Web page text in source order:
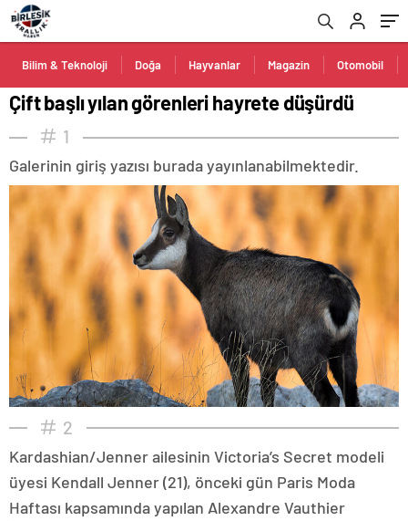
Bilim & Teknoloji Doğa Hayvanlar Magazin Otomobil
Çift başlı yılan görenleri hayrete düşürdü
1
Galerinin giriş yazısı burada yayınlanabilmektedir.
2
Kardashian/Jenner ailesinin Victoria’s Secret modeli
üyesi Kendall Jenner (21), önceki gün Paris Moda
Haftası kapsamında yapılan Alexandre Vauthier